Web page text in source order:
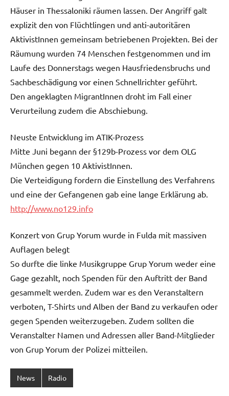
Häuser in Thessaloniki räumen lassen. Der Angriff galt
explizit den von Flüchtlingen und anti-autoritären
AktivistInnen gemeinsam betriebenen Projekten. Bei der
Räumung wurden 74 Menschen festgenommen und im
Laufe des Donnerstags wegen Hausfriedensbruchs und
Sachbeschädigung vor einen Schnellrichter geführt.
Den angeklagten MigrantInnen droht im Fall einer
Verurteilung zudem die Abschiebung.
Neuste Entwicklung im ATIK-Prozess
Mitte Juni begann der §129b-Prozess vor dem OLG
München gegen 10 AktivistInnen.
Die Verteidigung fordern die Einstellung des Verfahrens
und eine der Gefangenen gab eine lange Erklärung ab.
http://www.no129.info
Konzert von Grup Yorum wurde in Fulda mit massiven
Auflagen belegt
So durfte die linke Musikgruppe Grup Yorum weder eine
Gage gezahlt, noch Spenden für den Auftritt der Band
gesammelt werden. Zudem war es den Veranstaltern
verboten, T-Shirts und Alben der Band zu verkaufen oder
gegen Spenden weiterzugeben. Zudem sollten die
Veranstalter Namen und Adressen aller Band-Mitglieder
von Grup Yorum der Polizei mitteilen.
News Radio